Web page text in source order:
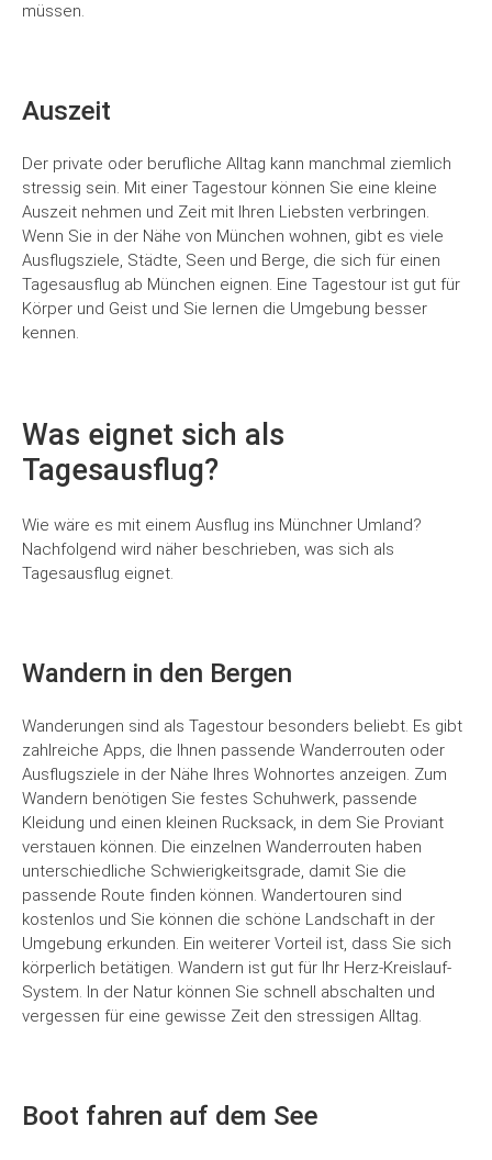
müssen.
Auszeit
Der private oder berufliche Alltag kann manchmal ziemlich
stressig sein. Mit einer Tagestour können Sie eine kleine
Auszeit nehmen und Zeit mit Ihren Liebsten verbringen.
Wenn Sie in der Nähe von München wohnen, gibt es viele
Ausflugsziele, Städte, Seen und Berge, die sich für einen
Tagesausflug ab München eignen. Eine Tagestour ist gut für
Körper und Geist und Sie lernen die Umgebung besser
kennen.
Was eignet sich als
Tagesausflug?
Wie wäre es mit einem Ausflug ins Münchner Umland?
Nachfolgend wird näher beschrieben, was sich als
Tagesausflug eignet.
Wandern in den Bergen
Wanderungen sind als Tagestour besonders beliebt. Es gibt
zahlreiche Apps, die Ihnen passende Wanderrouten oder
Ausflugsziele in der Nähe Ihres Wohnortes anzeigen. Zum
Wandern benötigen Sie festes Schuhwerk, passende
Kleidung und einen kleinen Rucksack, in dem Sie Proviant
verstauen können. Die einzelnen Wanderrouten haben
unterschiedliche Schwierigkeitsgrade, damit Sie die
passende Route finden können. Wandertouren sind
kostenlos und Sie können die schöne Landschaft in der
Umgebung erkunden. Ein weiterer Vorteil ist, dass Sie sich
körperlich betätigen. Wandern ist gut für Ihr Herz-Kreislauf-
System. In der Natur können Sie schnell abschalten und
vergessen für eine gewisse Zeit den stressigen Alltag.
Boot fahren auf dem See